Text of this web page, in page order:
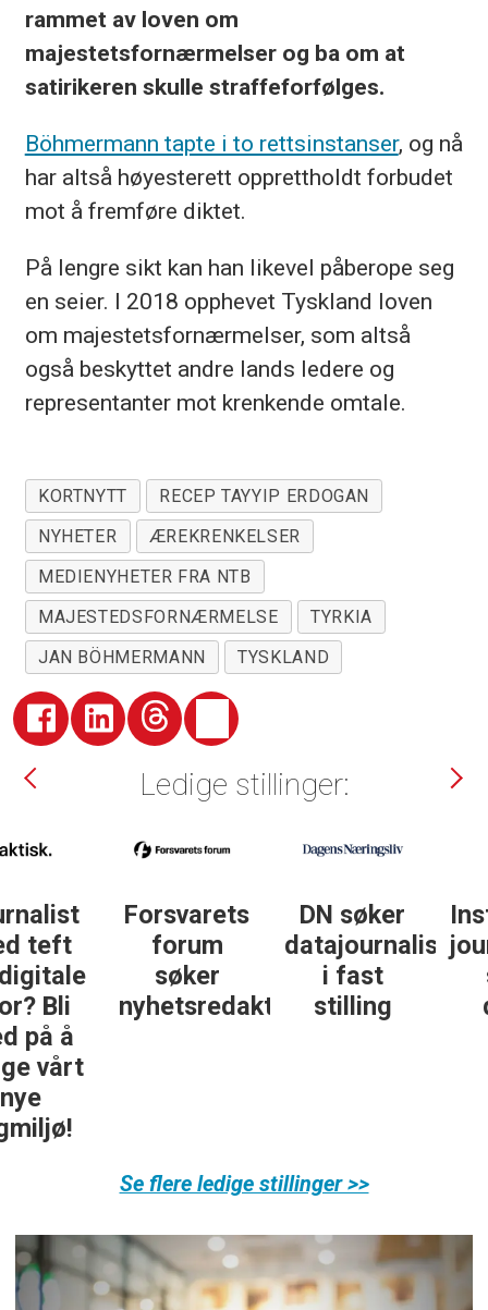
rammet av loven om
majestetsfornærmelser og ba om at
satirikeren skulle straffeforfølges.
Böhmermann tapte i to rettsinstanser, og nå
har altså høyesterett opprettholdt forbudet
mot å fremføre diktet.
På lengre sikt kan han likevel påberope seg
en seier. I 2018 opphevet Tyskland loven
om majestetsfornærmelser, som altså
også beskyttet andre lands ledere og
representanter mot krenkende omtale.
KORTNYTT
RECEP TAYYIP ERDOGAN
NYHETER
ÆREKRENKELSER
MEDIENYHETER FRA NTB
MAJESTEDSFORNÆRMELSE
TYRKIA
JAN BÖHMERMANN
TYSKLAND
Ledige stillinger:
DN søker
datajournalist
i fast
stilling
Institutt for
journalistikk
søker
daglig
DN søker
journalist
personlig
økonomi
Se flere ledige stillinger >>